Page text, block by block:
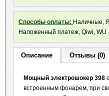
Способы оплаты: Наличные,
Наложенный платеж, Qiwi, WU
Описание Отзывы (0)
Мощный электрошокер 398
встроенным фонарем, при